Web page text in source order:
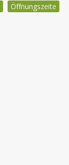
Öffnungszeite